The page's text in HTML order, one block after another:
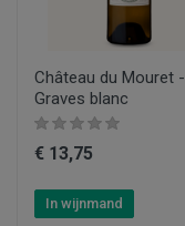
Château du Mouret -
Graves blanc
€ 13,75
In wijnmand